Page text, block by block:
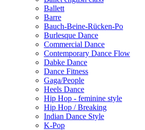
Ballett
Barre
Bauch-Beine-Rücken-Po
Burlesque Dance
Commercial Dance
Contemporary Dance Flow
Dabke Dance
Dance Fitness
Gaga/People
Heels Dance
Hip Hop - feminine style
Hip Hop / Breaking
Indian Dance Style
K-Pop